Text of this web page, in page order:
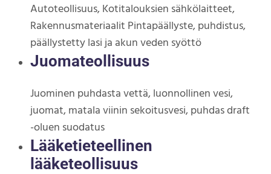
Autoteollisuus, Kotitalouksien sähkölaitteet,
Rakennusmateriaalit Pintapäällyste, puhdistus,
päällystetty lasi ja akun veden syöttö
Juomateollisuus
Juominen puhdasta vettä, luonnollinen vesi,
juomat, matala viinin sekoitusvesi, puhdas draft
-oluen suodatus
Lääketieteellinen
lääketeollisuus